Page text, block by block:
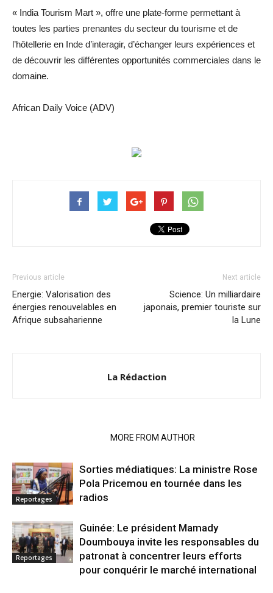
« India Tourism Mart », offre une plate-forme permettant à
toutes les parties prenantes du secteur du tourisme et de
l’hôtellerie en Inde d’interagir, d’échanger leurs expériences et
de découvrir les différentes opportunités commerciales dans le
domaine.
African Daily Voice (ADV)
Previous article
Energie: Valorisation des
énergies renouvelables en
Afrique subsaharienne
Next article
Science: Un milliardaire
japonais, premier touriste sur
la Lune
La Rédaction
MORE FROM AUTHOR
Reportages
Sorties médiatiques: La ministre Rose
Pola Pricemou en tournée dans les
radios
Reportages
Guinée: Le président Mamady
Doumbouya invite les responsables du
patronat à concentrer leurs efforts
pour conquérir le marché international